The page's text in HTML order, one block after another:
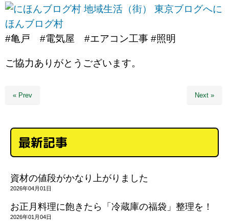
に
ほんブログ村
#亀戸 #電気屋 #エアコン工事 #照明
ご協力ありがとうございます。
« Prev Next »
最新記事
資材の値段がかなり上がりました
2026年04月01日
お正月料理に飽きたら「冷蔵庫の福袋」整理を！
2026年01月04日